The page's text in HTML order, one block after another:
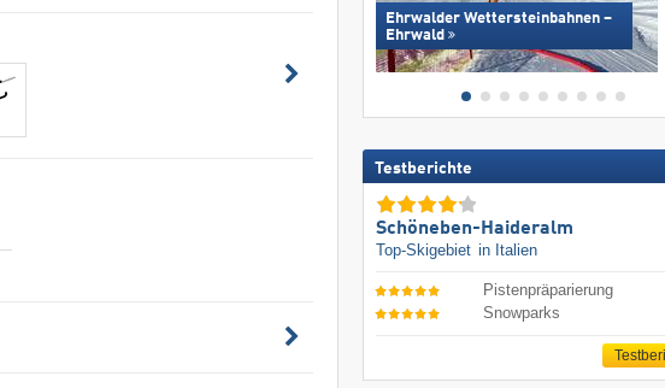
Ehrwalder Wettersteinbahnen –
Ehrwald
Testberichte
Schöneben-Haideralm
Top-Skigebiet in Italien
Pistenpräparierung
Snowparks